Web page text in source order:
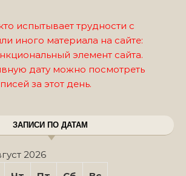
испытывает трудности с
иного материала на сайте:
элемент сайта.
дату можно посмотреть
за этот день.
ЗАПИСИ ПО ДАТАМ
2026